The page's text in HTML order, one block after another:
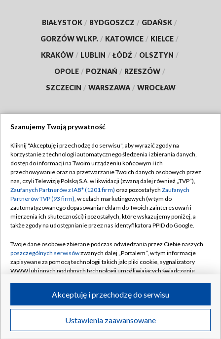
BIAŁYSTOK / BYDGOSZCZ / GDAŃSK /
GORZÓW WLKP. / KATOWICE / KIELCE /
KRAKÓW / LUBLIN / ŁÓDŹ / OLSZTYN /
OPOLE / POZNAŃ / RZESZÓW /
SZCZECIN / WARSZAWA / WROCŁAW
TVP
Abonament TVP
Emisja w TVP
Centrum informacji TVP
Naziemna Telewizja Cyfrowa
Rada Programowa
System NOS
Informacje o nadawcy
Program dla prasy
Ogłoszenie przetargowe
Regulamin TVP
Polityka prywatności
Moje zgody
Pomoc
Kontakt
Kanały
©2026 Telewizja Polska S.A. w likwidacji
Szanujemy Twoją prywatność
Kliknij "Akceptuję i przechodzę do serwisu", aby wyrazić zgody na
korzystanie z technologii automatycznego śledzenia i zbierania danych,
dostęp do informacji na Twoim urządzeniu końcowym i ich
przechowywanie oraz na przetwarzanie Twoich danych osobowych przez
nas, czyli Telewizję Polską S.A. w likwidacji (zwaną dalej również „TVP”),
Zaufanych Partnerów z IAB* (1201 firm) oraz pozostałych Zaufanych
Partnerów TVP (93 firm), w celach marketingowych (w tym do
zautomatyzowanego dopasowania reklam do Twoich zainteresowań i
mierzenia ich skuteczności) i pozostałych, które wskazujemy poniżej, a
także zgody na udostępnianie przez nas identyfikatora PPID do Google.
Twoje dane osobowe zbierane podczas odwiedzania przez Ciebie naszych
poszczególnych serwisówzwanych dalej „Portalem”, w tym informacje
zapisywane za pomocą technologii takich jak: pliki cookie, sygnalizatory
WWW lub innych podobnych technologii umożliwiających świadczenie
ruchu w Internecie.
Twoje dane osobowe zbierane podczas odwiedzania przez Ciebie
poszczególnych serwisówna Portalu, takie jak adresy IP, identyfikatory
Ustawienia zaawansowane
Akceptuję i przechodzę do serwisu